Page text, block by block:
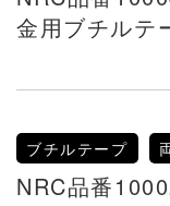
金用ブチルテ
ブチルテープ
NRC品